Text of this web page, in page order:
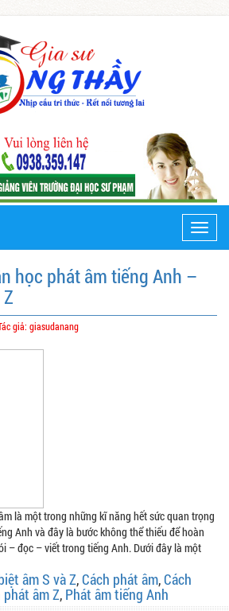
Toggle
học phát âm tiếng Anh –
giả: giasudanang
là một trong những kĩ năng hết sức quan trọng
Anh và đây là bước không thể thiếu để hoàn
– đọc – viết trong tiếng Anh. Dưới đây là một
âm S và Z,Cách phát âm,Cách
phát âm Z, Phát âm tiếng Anh